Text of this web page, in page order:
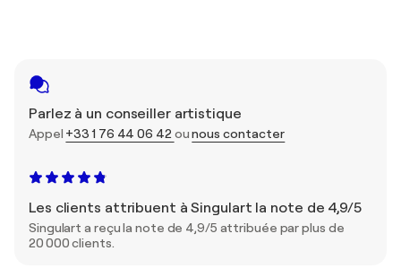
Parlez à un conseiller artistique
Appel +33 1 76 44 06 42ounous contacter
Les clients attribuent à Singulart la note de 4,9/5
Singulart a reçu la note de 4,9/5 attribuée par plus de
20 000 clients.